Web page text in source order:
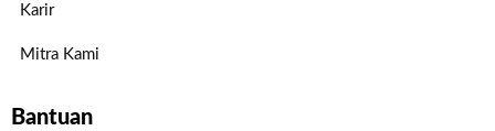
Karir
Mitra Kami
Bantuan